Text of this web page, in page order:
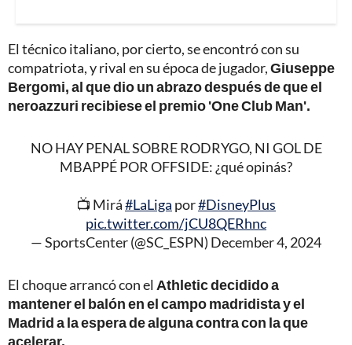
El técnico italiano, por cierto, se encontró con su
compatriota, y rival en su época de jugador,Giuseppe
Bergomi, al que dio un abrazo después de que el
neroazzuri recibiese el premio 'One Club Man'.
NO HAY PENAL SOBRE RODRYGO, NI GOL DE
MBAPPÉ POR OFFSIDE: ¿qué opinás?
📺 Mirá#LaLiga por#DisneyPlus
pic.twitter.com/jCU8QERhnc
— SportsCenter (@SC_ESPN) December 4, 2024
El choque arrancó con el Athletic decidido a
mantener el balón en el campo madridista y el
Madrid a la espera de alguna contra con la que
acelerar.